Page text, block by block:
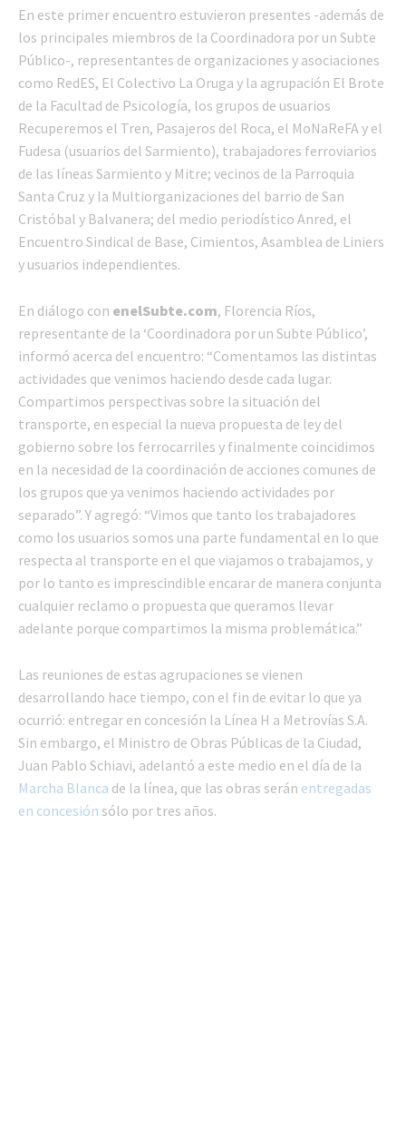
En este primer encuentro estuvieron presentes -además de
los principales miembros de la Coordinadora por un Subte
Público-, representantes de organizaciones y asociaciones
como RedES, El Colectivo La Oruga y la agrupación El Brote
de la Facultad de Psicología, los grupos de usuarios
Recuperemos el Tren, Pasajeros del Roca, el MoNaReFA y el
Fudesa (usuarios del Sarmiento), trabajadores ferroviarios
de las líneas Sarmiento y Mitre; vecinos de la Parroquia
Santa Cruz y la Multiorganizaciones del barrio de San
Cristóbal y Balvanera; del medio periodístico Anred, el
Encuentro Sindical de Base, Cimientos, Asamblea de Liniers
y usuarios independientes.
En diálogo con enelSubte.com, Florencia Ríos,
representante de la ‘Coordinadora por un Subte Público’,
informó acerca del encuentro: “Comentamos las distintas
actividades que venimos haciendo desde cada lugar.
Compartimos perspectivas sobre la situación del
transporte, en especial la nueva propuesta de ley del
gobierno sobre los ferrocarriles y finalmente coincidimos
en la necesidad de la coordinación de acciones comunes de
los grupos que ya venimos haciendo actividades por
separado”. Y agregó: “Vimos que tanto los trabajadores
como los usuarios somos una parte fundamental en lo que
respecta al transporte en el que viajamos o trabajamos, y
por lo tanto es imprescindible encarar de manera conjunta
cualquier reclamo o propuesta que queramos llevar
adelante porque compartimos la misma problemática.”
Las reuniones de estas agrupaciones se vienen
desarrollando hace tiempo, con el fin de evitar lo que ya
ocurrió: entregar en concesión la Línea H a Metrovías S.A.
Sin embargo, el Ministro de Obras Públicas de la Ciudad,
Juan Pablo Schiavi, adelantó a este medio en el día de la
Marcha Blanca de la línea, que las obras serán entregadas
en concesión sólo por tres años.